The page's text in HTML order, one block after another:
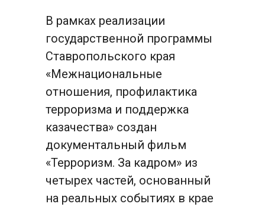
В рамках реализации
государственной программы
Ставропольского края
«Межнациональные
отношения, профилактика
терроризма и поддержка
казачества» создан
документальный фильм
«Терроризм. За кадром» из
четырех частей, основанный
на реальных событиях в крае